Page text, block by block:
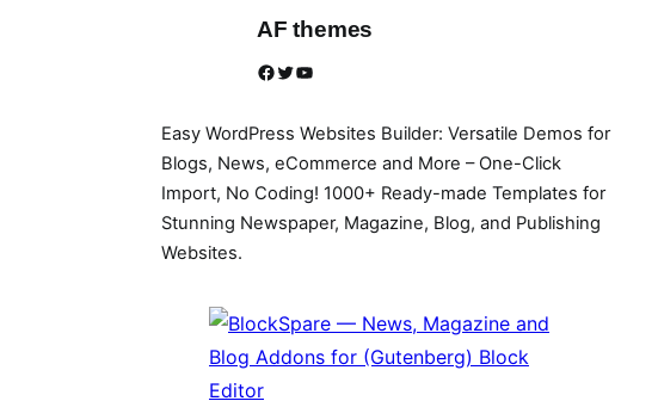
AF themes
Facebook Twitter YouTube
Easy WordPress Websites Builder: Versatile Demos for
Blogs, News, eCommerce and More – One-Click
Import, No Coding! 1000+ Ready-made Templates for
Stunning Newspaper, Magazine, Blog, and Publishing
Websites.